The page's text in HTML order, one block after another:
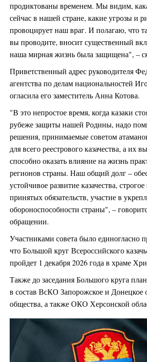
продиктованы временем. Мы видим,
сейчас в нашей стране, какие угрозы и
провоцирует наш враг. И полагаю, что
вы проводите, вносит существенный
наша мирная жизнь была защищена", –
Приветственный адрес руководителя
агентства по делам национальностей
огласила его заместитель Анна Котова.
"В это непростое время, когда казаки
рубеже защиты нашей Родины, надо
решения, принимаемые советом
для всего реестрового казачества, а их
способно оказать влияние на жизнь
регионов страны. Наш общий долг –
устойчивое развитие казачества,
принятых обязательств, участие в
обороноспособности страны", –
обращении.
Участниками совета было единогласно
что Большой круг Всероссийского
пройдет 1 декабря 2026 года в храме
Также до заседания Большого круга
в состав ВсКО Запорожское и Донецкое
общества, а также ОКО Херсонской